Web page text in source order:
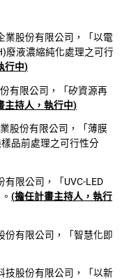
股份有限公司，「以電
廢液濃縮純化處理之可行
行中)
有限公司，「矽資源再
主持人，執行中)
股份有限公司，「薄膜
品前處理之可行性分
限公司，「UVC-LED
(擔任計畫主持人，執行
有限公司，「智慧化即
股份有限公司，「以新